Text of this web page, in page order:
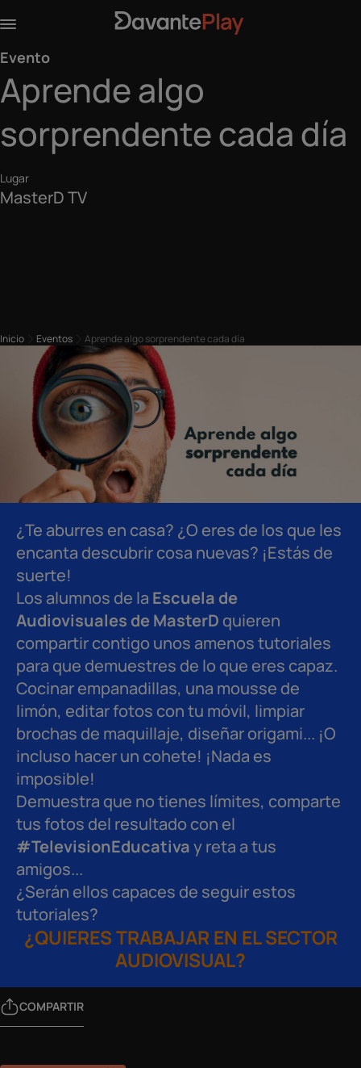
Evento
Aprende algo
sorprendente cada día
Lugar
MasterD TV
Inicio Eventos Aprende algo sorprendente cada día
¿Te aburres en casa? ¿O eres de los que les
encanta descubrir cosa nuevas? ¡Estás de
suerte!
Los alumnos de la Escuela de
Audiovisuales de MasterD quieren
compartir contigo unos amenos tutoriales
para que demuestres de lo que eres capaz.
Cocinar empanadillas, una mousse de
limón, editar fotos con tu móvil, limpiar
brochas de maquillaje, diseñar origami... ¡O
incluso hacer un cohete! ¡Nada es
imposible!
Demuestra que no tienes límites, comparte
tus fotos del resultado con el
#TelevisionEducativay reta a tus
amigos...
¿Serán ellos capaces de seguir estos
tutoriales?
¿QUIERES TRABAJAR EN EL SECTOR
AUDIOVISUAL?
COMPARTIR